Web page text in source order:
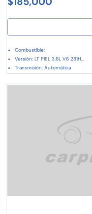
Combustible:
Versión: LT PIEL 3.6L V6 281H...
Transmisión: Automática